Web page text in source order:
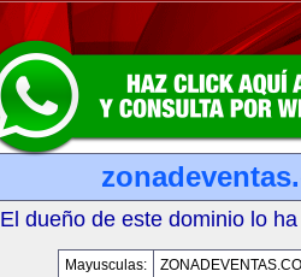
El dueño de este dominio lo
Mayusculas: